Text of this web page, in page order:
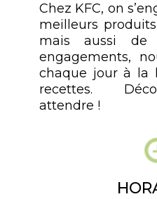
Chez KFC, on
meilleurs
mais aussi de
engagements,
chaque jour à la
recettes.
attendre !